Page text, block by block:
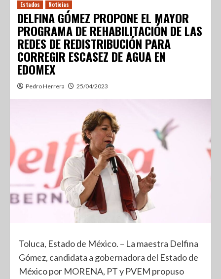
Estados Noticias
DELFINA GÓMEZ PROPONE EL MAYOR
PROGRAMA DE REHABILITACIÓN DE LAS
REDES DE REDISTRIBUCIÓN PARA
CORREGIR ESCASEZ DE AGUA EN
EDOMEX
Pedro Herrera 25/04/2023
Toluca, Estado de México. – La maestra Delfina
Gómez, candidata a gobernadora del Estado de
México por MORENA, PT y PVEM propuso